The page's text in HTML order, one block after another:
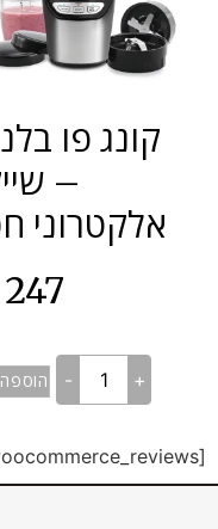
קונג פו
–
אלקטרוני
247
+
-
[woocommerce_reviews]